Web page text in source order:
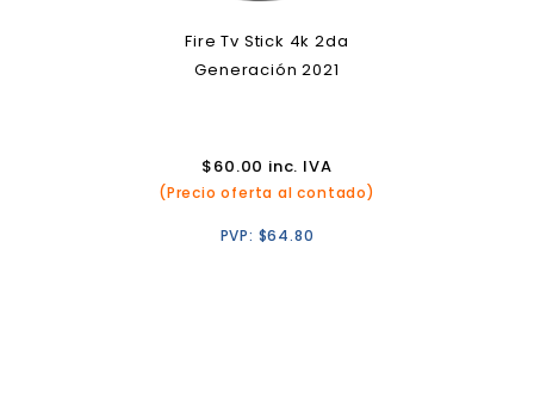
Fire Tv Stick 4k 2da
Generación 2021
$60.00 inc. IVA
(Precio oferta al contado)
PVP: $64.80